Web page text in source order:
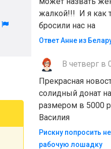
жалкой!!! И я как
бросили нас на
Ответ Анне из
В четверг в
Прекрасная
солидный донат
размером в 5000
Василия
Рискну попросить
рабочую лошадку